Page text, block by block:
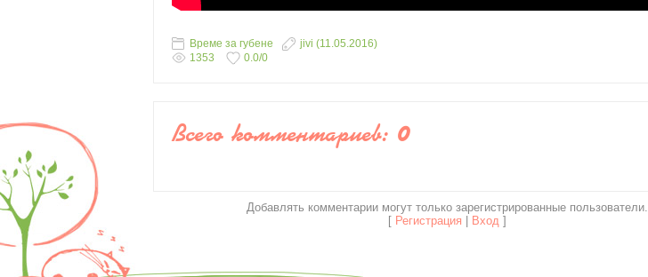
Време за губене jivi (11.05.2016)
1353
0.0/0
Всего комментариев: 0
Добавлять комментарии могут только зарегистрированные пользователи.
[ Регистрация Вход]